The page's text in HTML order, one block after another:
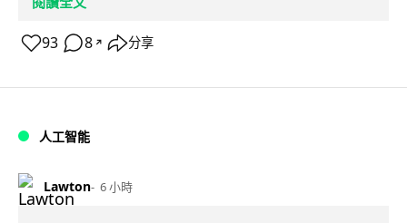
93 8 ↗ 分享
人工智能
Lawton 6 小時